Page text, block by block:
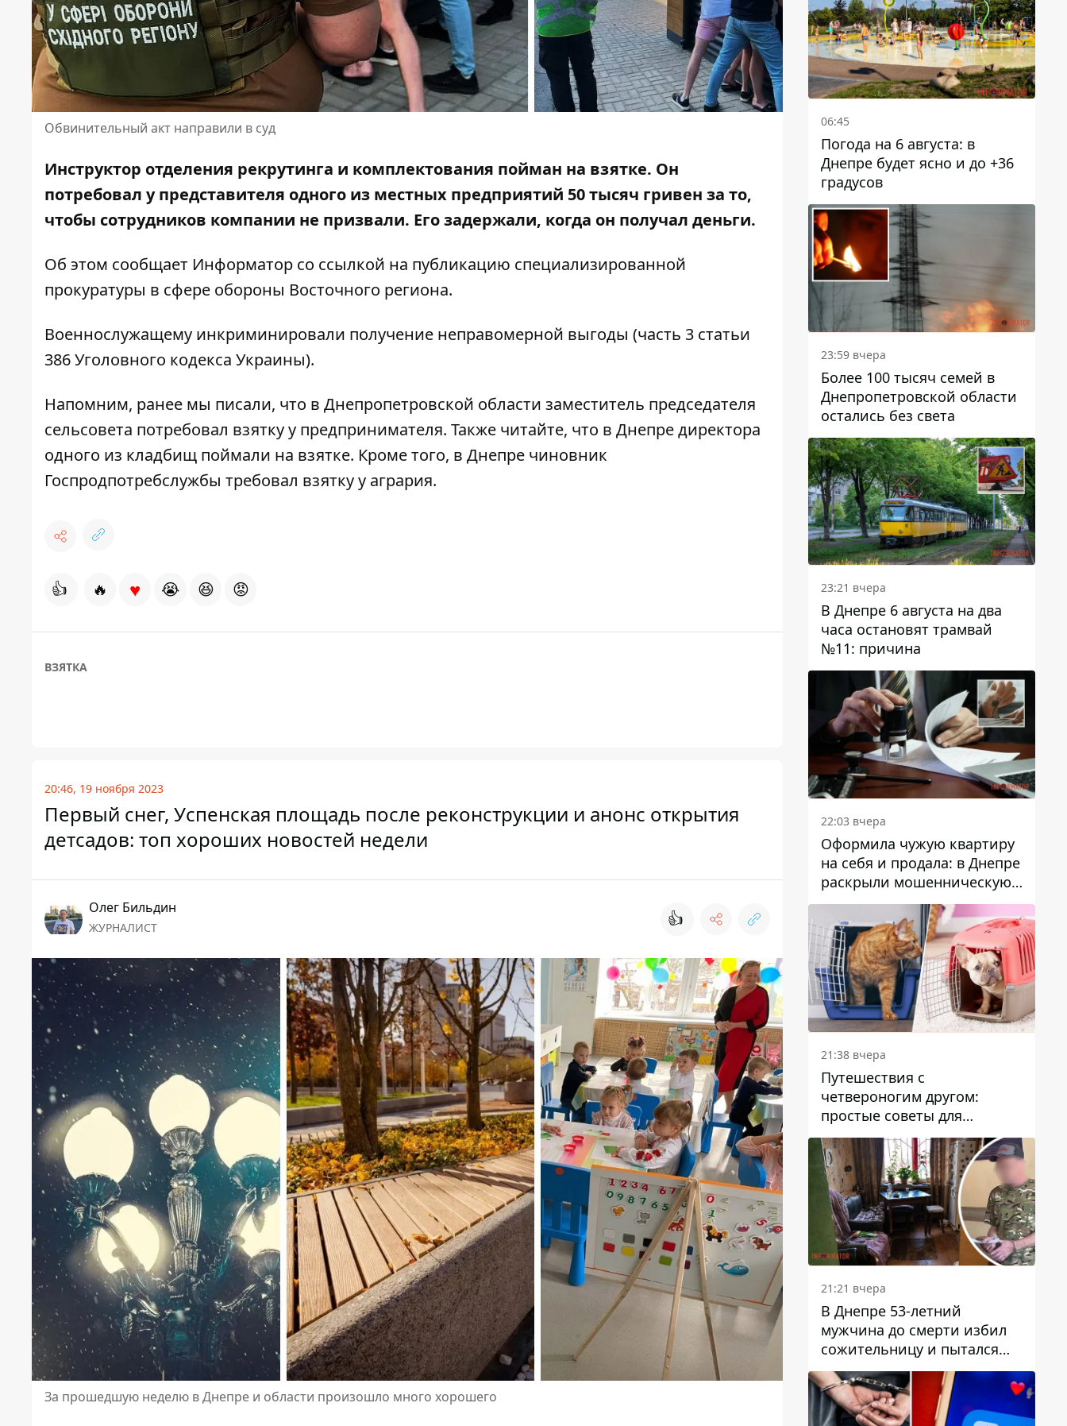
Обвинительный акт направили в суд
Инструктор отделения рекрутинга и комплектования пойман на взятке. Он
потребовал у представителя одного из местных предприятий 50 тысяч гривен за то,
чтобы сотрудников компании не призвали. Его задержали, когда он получал деньги.
Об этом сообщает Информатор со ссылкой на публикацию специализированной
прокуратуры в сфере обороны Восточного региона.
Военнослужащему инкриминировали получение неправомерной выгоды (часть 3 статьи
386 Уголовного кодекса Украины).
Напомним, ранее мы писали, что в Днепропетровской области заместитель председателя
сельсовета потребовал взятку у предпринимателя. Также читайте, что в Днепредиректора
одного из кладбищ поймали на взятке. Кроме того, в Днепре чиновник
Госпродпотребслужбы требовал взятку у агрария.
👍 🔥 ♥ 😭 😆 😡
ВЗЯТКА
20:46, 19 ноября 2023
Первый снег, Успенская площадь после реконструкции и анонс открытия
детсадов: топ хороших новостей недели
Олег Бильдин
ЖУРНАЛИСТ 👍
За прошедшую неделю в Днепре и области произошло много хорошего
06:45
Погода на 6 августа: в
Днепре будет ясно и до +36
градусов
23:59 вчера
Более 100 тысяч семей в
Днепропетровской области
остались без света
23:21 вчера
В Днепре 6 августа на два
часа остановят трамвай
№11: причина
22:03 вчера
Оформила чужую квартиру
на себя и продала: в Днепре
раскрыли мошенническую
схему с недвижимостью
21:38 вчера
Путешествия с
четвероногим другом:
простые советы для
поездок с животными
21:21 вчера
В Днепре 53-летний
мужчина до смерти избил
сожительницу и пытался
скрыть преступление:
детали